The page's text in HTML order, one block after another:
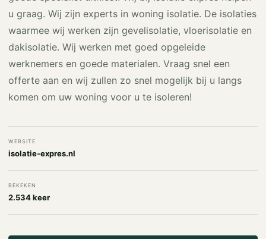
u graag. Wij zijn experts in woning isolatie. De isolaties
waarmee wij werken zijn gevelisolatie, vloerisolatie en
dakisolatie. Wij werken met goed opgeleide
werknemers en goede materialen. Vraag snel een
offerte aan en wij zullen zo snel mogelijk bij u langs
komen om uw woning voor u te isoleren!
WEBSITE
isolatie-expres.nl
BEKEKEN
2.534 keer